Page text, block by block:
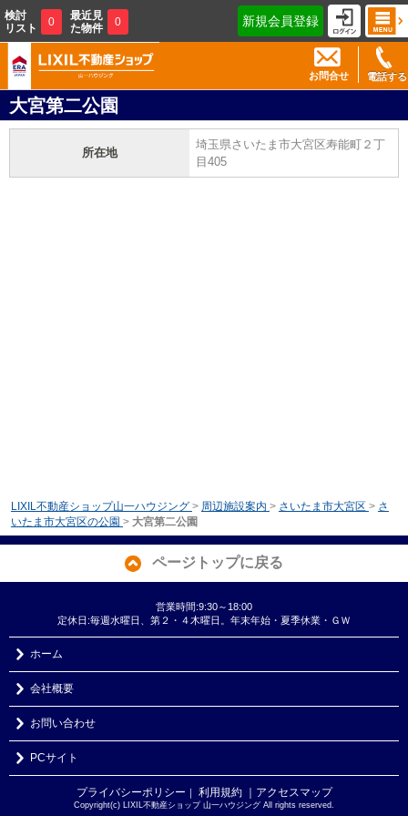
検討
リスト
0
最近見
た物件
0 新規会員登録
電話する
お問合せ
大宮第二公園
所在地
埼玉県さいたま市大宮区寿能町２丁
目405
LIXIL不動産ショップ山一ハウジング > 周辺施設案内 > さいたま市大宮区 > さ
いたま市大宮区の公園 > 大宮第二公園
ページトップに戻る
営業時間:9:30～18:00
定休日:毎週水曜日、第２・４木曜日。年末年始・夏季休業・ＧＷ
ホーム
会社概要
お問い合わせ
PCサイト
プライバシーポリシー ｜ 利用規約 ｜アクセスマップ
Copyright(c) LIXIL不動産ショップ 山一ハウジング All rights reserved.